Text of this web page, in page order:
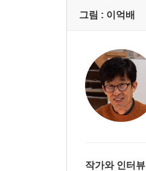
그림 : 이억배
작가와 인터뷰